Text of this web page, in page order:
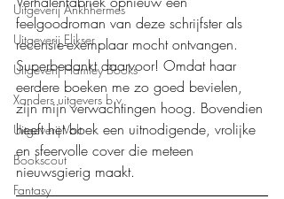
Uitgeverij Ankhhermes
Uitgeverij Elikser
Uitgeverij Hamley Books
Xanders uitgevers b.v.
Uitgeverij Volt
Bookscout
Fantasy
feelgoodroman van deze schrijfster als
recensie-exemplaar mocht ontvangen.
Superbedankt daarvoor! Omdat haar
eerdere boeken me zo goed bevielen,
zijn mijn verwachtingen hoog. Bovendien
heeft het boek een uitnodigende, vrolijke
en sfeervolle cover die meteen
nieuwsgierig maakt.